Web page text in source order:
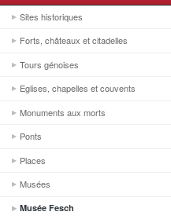
Sites historiques
Forts, châteaux et citadelles
Tours génoises
Eglises, chapelles et couvents
Monuments aux morts
Ponts
Places
Musées
Musée Fesch